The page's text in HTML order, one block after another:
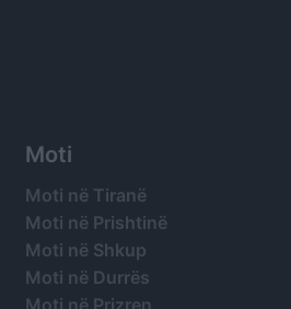
Moti
Moti në Tiranë
Moti në Prishtinë
Moti në Shkup
Moti në Durrës